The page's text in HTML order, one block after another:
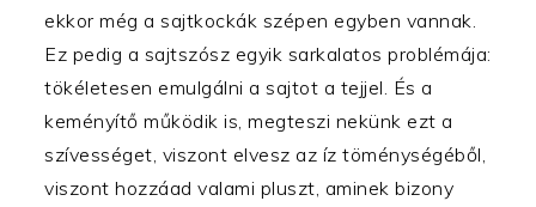
ekkor még a sajtkockák szépen egyben vannak.
Ez pedig a sajtszósz egyik sarkalatos problémája:
tökéletesen emulgálni a sajtot a tejjel. És a
keményítő működik is, megteszi nekünk ezt a
szívességet, viszont elvesz az íz töménységéből,
viszont hozzáad valami pluszt, aminek bizony